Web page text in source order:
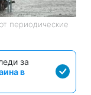
периодические
за
в